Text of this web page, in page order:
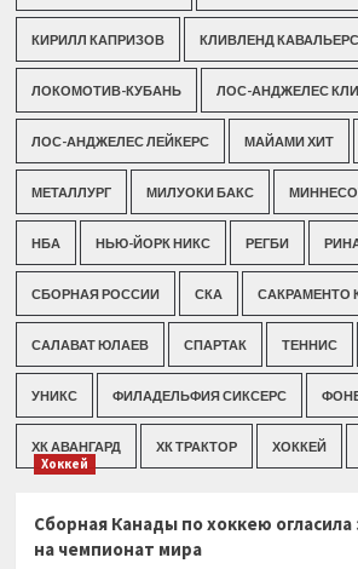
КИРИЛЛ КАПРИЗОВ КЛИВЛЕНД КАВАЛЬЕРС
ЛОКОМОТИВ-КУБАНЬ ЛОС-АНДЖЕЛЕС
ЛОС-АНДЖЕЛЕС ЛЕЙКЕРС МАЙАМИ ХИТ
МЕТАЛЛУРГ МИЛУОКИ БАКС
НБА НЬЮ-ЙОРК НИКС РЕГБИ
СБОРНАЯ РОССИИ СКА САКРАМЕНТО
САЛАВАТ ЮЛАЕВ СПАРТАК ТЕННИС
УНИКС ФИЛАДЕЛЬФИЯ СИКСЕРС
ХК АВАНГАРД ХК ТРАКТОР ХОККЕЙ
Хоккей
Сборная Канады по хоккею огласила
на чемпионат мира